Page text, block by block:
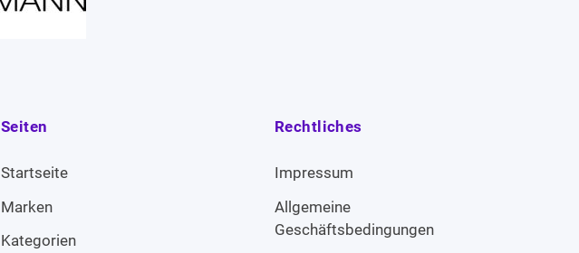
Seiten
Startseite
Marken
Kategorien
Rechtliches
Impressum
Allgemeine
Geschäftsbedingungen